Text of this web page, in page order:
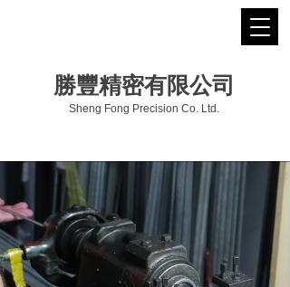
勝豐精密有限公司
Sheng Fong Precision Co. Ltd.